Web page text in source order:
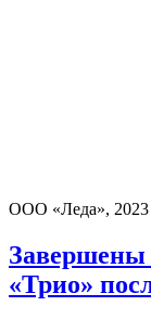
ООО «Леда», 2023
«Трио»